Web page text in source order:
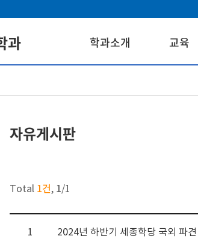
과 학과소개 교육
자유게시판
Total 1건, 1/1
1 2024년 하반기 세종학당 국외 파